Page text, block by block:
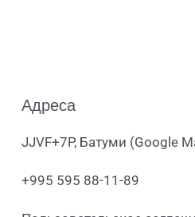
Адреса
JJVF+7P, Батуми (Google
+995 595 88-11-89